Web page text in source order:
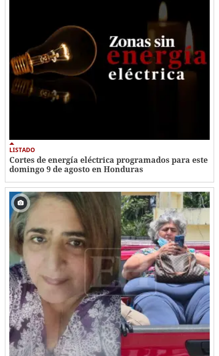
LISTADO
Cortes de energía eléctrica programados para este
domingo 9 de agosto en Honduras